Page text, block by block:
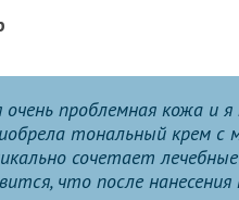
очень проблемная кожа и
тональный крем с
сочетает
что после